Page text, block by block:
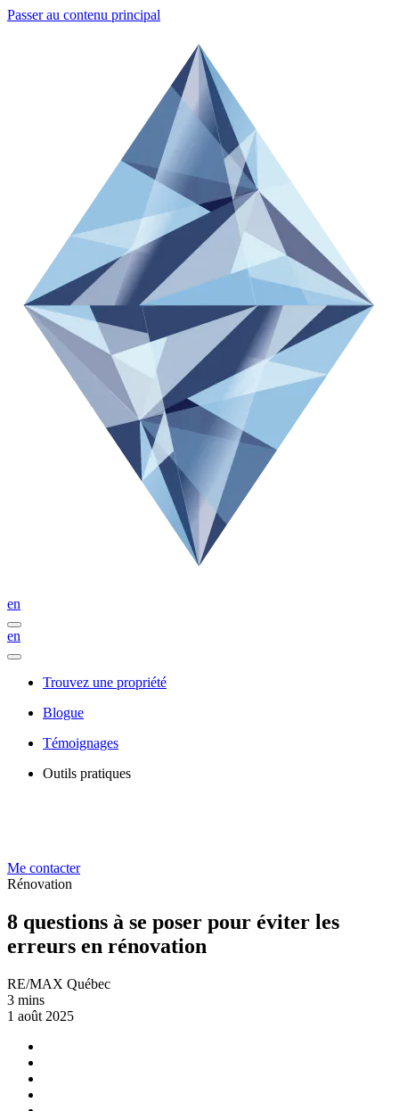
Passer au contenu principal
en
en
Trouvez une propriété
Blogue
Témoignages
Outils pratiques
Me contacter
Rénovation
8 questions à se poser pour éviter les
erreurs en rénovation
RE/MAX Québec
3 mins
1 août 2025